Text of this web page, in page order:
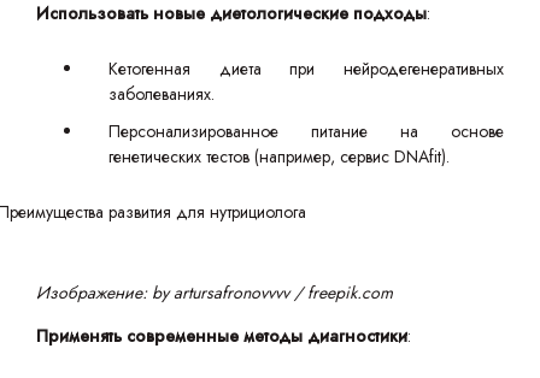
Использовать новые диетологические подходы:
Кетогенная диета при нейродегенеративных
заболеваниях.
Персонализированное питание на основе
генетических тестов (например, сервис DNAfit).
Изображение: by artursafronovvvv / freepik.com
Применять современные методы диагностики: